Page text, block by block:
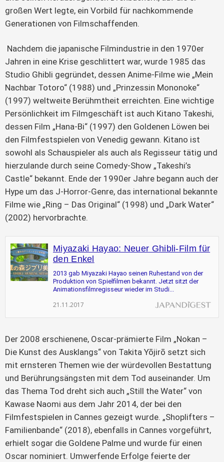
großen Wert legte, ein Vorbild für nachkommende
Generationen von Filmschaffenden.
Nachdem die japanische Filmindustrie in den 1970er
Jahren in eine Krise geschlittert war, wurde 1985 das
Studio Ghibli gegründet, dessen Anime-Filme wie „Mein
Nachbar Totoro“ (1988) und „Prinzessin Mononoke“
(1997) weltweite Berühmtheit erreichten. Eine wichtige
Persönlichkeit im Filmgeschäft ist auch Kitano Takeshi,
dessen Film „Hana-Bi“ (1997) den Goldenen Löwen bei
den Filmfestspielen von Venedig gewann. Kitano ist
sowohl als Schauspieler als auch als Regisseur tätig und
hierzulande durch seine Comedy-Show „Takeshi’s
Castle“ bekannt. Ende der 1990er Jahre begann auch der
Hype um das J-Horror-Genre, das international bekannte
Filme wie „Ring – Das Original“ (1998) und „Dark Water“
(2002) hervorbrachte.
Miyazaki Hayao: Neuer Ghibli-Film für
den Enkel
2013 gab Miyazaki Hayao seinen Ruhestand von der
Produktion von Spielfilmen bekannt. Jetzt sitzt der
Animationsfilmregisseur wieder im Studi...
21.11.2017
Der 2008 erschienene, Oscar-prämierte Film „Nokan –
Die Kunst des Ausklangs“ von Takita Yōjirō setzt sich
mit ernsteren Themen wie der würdevollen Bestattung
und Berührungsängsten mit dem Tod auseinander. Um
das Thema Tod dreht sich auch „Still the Water“ von
Kawase Naomi aus dem Jahr 2014, der bei den
Filmfestspielen in Cannes gezeigt wurde. „Shoplifters –
Familienbande“ (2018), ebenfalls in Cannes vorgeführt,
erhielt sogar die Goldene Palme und wurde für einen
Oscar nominiert. Umwerfende Erfolge feierte der